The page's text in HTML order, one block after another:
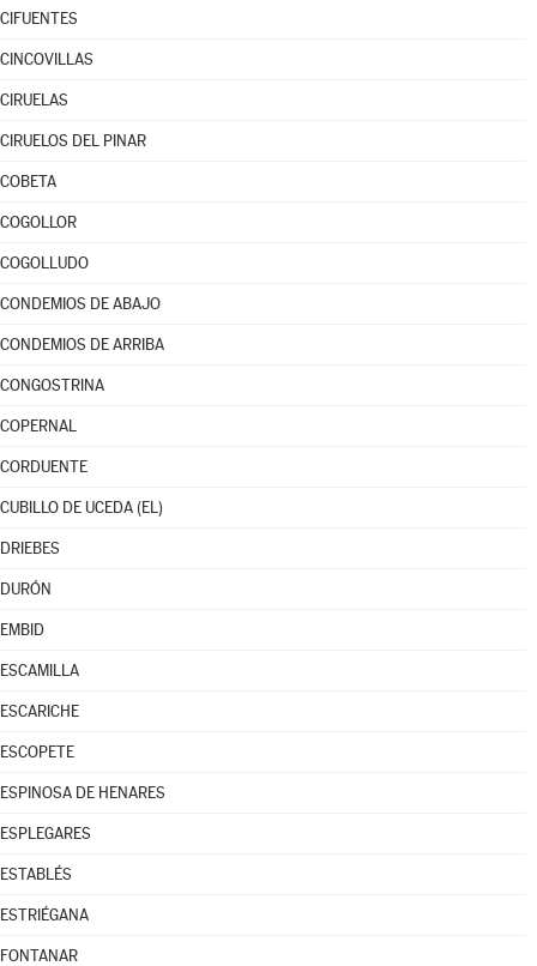
CIFUENTES
CINCOVILLAS
CIRUELAS
CIRUELOS DEL PINAR
COBETA
COGOLLOR
COGOLLUDO
CONDEMIOS DE ABAJO
CONDEMIOS DE ARRIBA
CONGOSTRINA
COPERNAL
CORDUENTE
CUBILLO DE UCEDA (EL)
DRIEBES
DURÓN
EMBID
ESCAMILLA
ESCARICHE
ESCOPETE
ESPINOSA DE HENARES
ESPLEGARES
ESTABLÉS
ESTRIÉGANA
FONTANAR